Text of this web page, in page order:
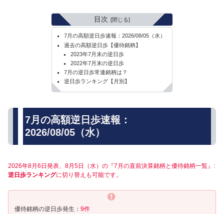
目次
7月の高額逆日歩速報：2026/08/05（水）
過去の高額逆日歩【優待銘柄】
2023年7月末の逆日歩
2022年7月末の逆日歩
7月の逆日歩常連銘柄は？
逆日歩ランキング【月別】
7月の高額逆日歩速報：
2026/08/05（水）
2026年8月6日発表、8月5日（水）の『7月の直前決算銘柄と優待銘柄一覧』:
逆日歩ランキングに切り替えも可能です。
優待銘柄の逆日歩発生： 9件